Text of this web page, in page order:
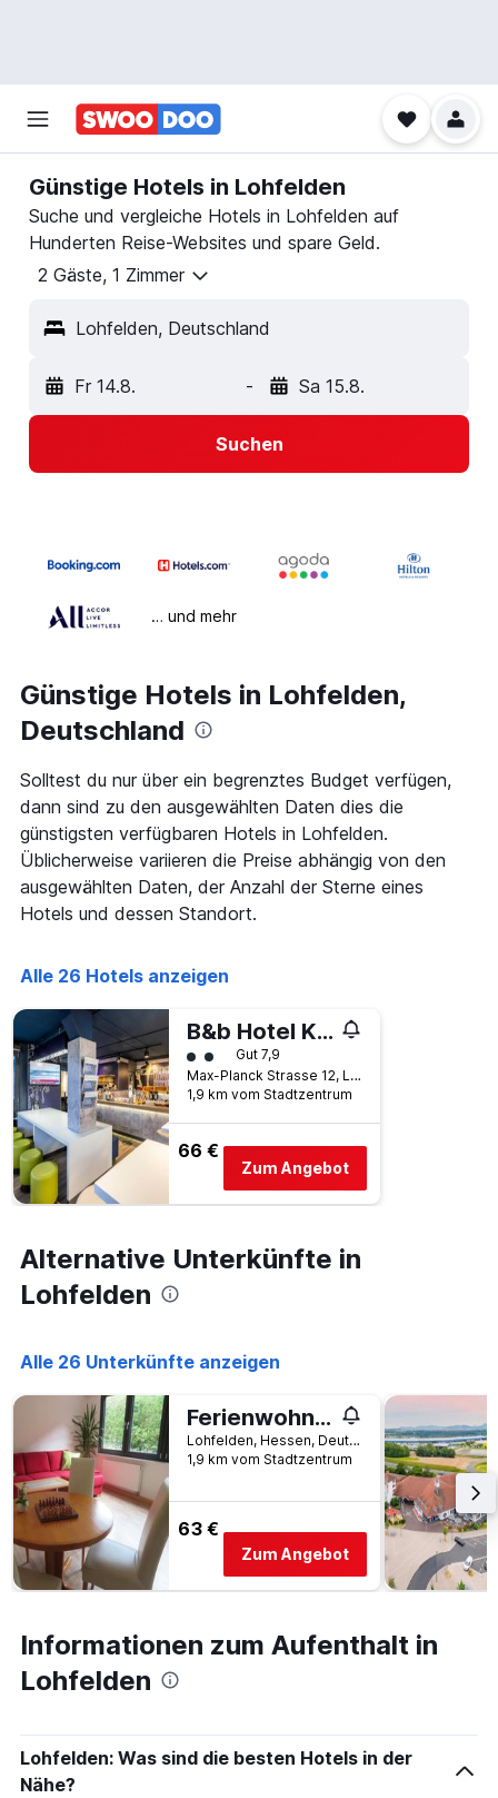
Günstige Hotels in Lohfelden
Suche und vergleiche Hotels in Lohfelden auf
Hunderten Reise-Websites und spare Geld.
2 Gäste, 1 Zimmer
Lohfelden, Deutschland
Fr 14.8. - Sa 15.8.
Suchen
… und mehr
Günstige Hotels in Lohfelden,
Deutschland
Solltest du nur über ein begrenztes Budget verfügen,
dann sind zu den ausgewählten Daten dies die
günstigsten verfügbaren Hotels in Lohfelden.
Üblicherweise variieren die Preise abhängig von den
ausgewählten Daten, der Anzahl der Sterne eines
Hotels und dessen Standort.
Alle 26 Hotels anzeigen
B&b Hotel Kassel-Lohfelden
Bewertungskategorie 2
Gut 7,9
Max-Planck Strasse 12, Lohfelden, Hessen, Deutschland
1,9 km vom Stadtzentrum
66 €
Zum Angebot
Alternative Unterkünfte in
Lohfelden
Alle 26 Unterkünfte anzeigen
Ferienwohnung Vollmarshausen
Lohfelden, Hessen, Deutschland
1,9 km vom Stadtzentrum
63 €
Zum Angebot
Informationen zum Aufenthalt in
Lohfelden
Lohfelden: Was sind die besten Hotels in der
Nähe?